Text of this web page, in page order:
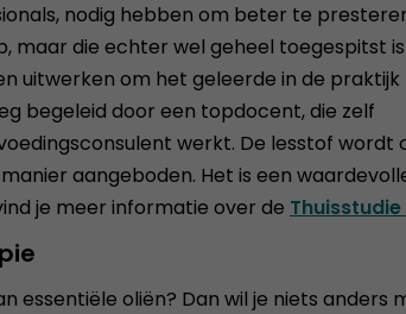
nodig hebben om beter te
maar die echter wel geheel toegespitst
uitwerken om het geleerde in de praktijk
begeleid door een topdocent, die zelf
werkt. De lesstof wordt
aangeboden. Het is een
je meer informatie over de
essentiële oliën? Dan wil je niets